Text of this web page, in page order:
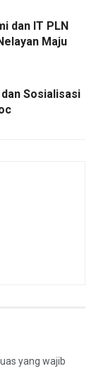
dan IT PLN
Maju
Sosialisasi
yang wajib